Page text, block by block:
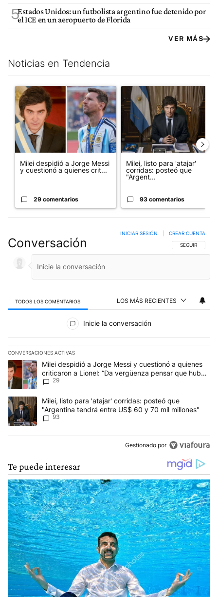
5Estados Unidos: un futbolista argentino fue detenido por
el ICE en un aeropuerto de Florida
VER MÁS
Noticias en Tendencia
Este listado muestra los artículos con más comentarios en los
Un artículo de tendencia con el título "Milei despidió a Jorge
Milei despidió a Jorge Messi
y cuestionó a quienes crit...
29 comentarios
Un artículo de tendencia con
Milei, listo para 'atajar'
corridas: posteó que
"Argent...
93 comentarios
Conversación SIGA ESTA
SEGUIR
INICIAR SESIÓN CREAR CUENTA
TODOS LOS COMENTARIOS LOS MÁS RECIENTES
Inicie la conversación
CONVERSACIONES ACTIVAS
Este listado muestra los artículos con más comentarios en los
Un artículo de tendencia con el título "Milei despidió a Jorge
Milei despidió a Jorge Messi y cuestionó a quienes
criticaron a Lionel: “Da vergüenza pensar que hubo
anti-Messi”
29
Un artículo de tendencia con el título "Milei, listo para 'atajar'
Milei, listo para 'atajar' corridas: posteó que
"Argentina tendrá entre US$ 60 y 70 mil millones"
93
Gestionado por